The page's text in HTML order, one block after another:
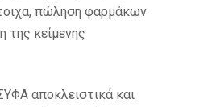
πώληση φαρμάκων
της κείμενης
αποκλειστικά και